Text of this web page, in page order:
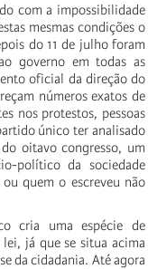
com a impossibilidade
mesmas condições o
do 11 de julho foram
governo em todas as
oficial da direção do
números exatos de
nos protestos, pessoas
único ter analisado
oitavo congresso, um
político da sociedade
quem o escreveu não
cria uma espécie de
já que se situa acima
da cidadania. Até agora